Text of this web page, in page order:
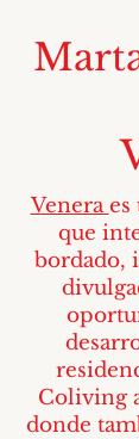
Veneraes
que
bordado,
Coliving
donde